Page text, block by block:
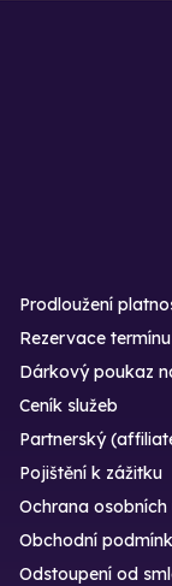
Prodloužení
Rezervace termínu
Dárkový poukaz
Ceník služeb
Partnerský
Pojištění k zážitku
Ochrana
Obchodní
Odstoupení od